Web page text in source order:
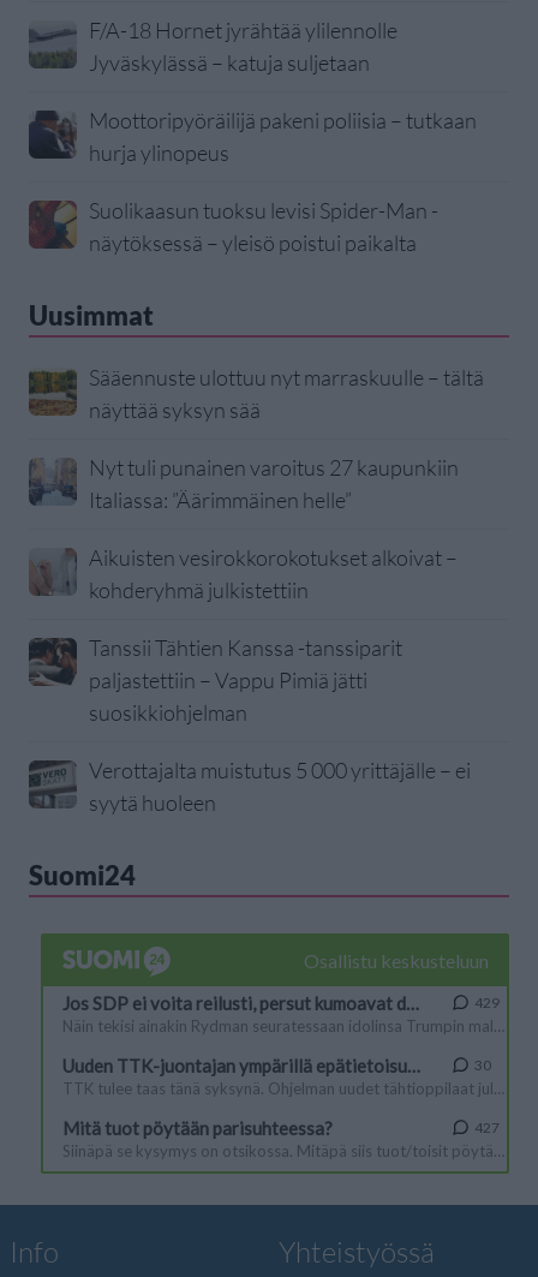
F/A-18 Hornet jyrähtää ylilennolle
Jyväskylässä – katuja suljetaan
Moottoripyöräilijä pakeni poliisia – tutkaan
hurja ylinopeus
Suolikaasun tuoksu levisi Spider-Man -
näytöksessä – yleisö poistui paikalta
Uusimmat
Sääennuste ulottuu nyt marraskuulle – tältä
näyttää syksyn sää
Nyt tuli punainen varoitus 27 kaupunkiin
Italiassa: ”Äärimmäinen helle”
Aikuisten vesirokkorokotukset alkoivat –
kohderyhmä julkistettiin
Tanssii Tähtien Kanssa -tanssiparit
paljastettiin – Vappu Pimiä jätti
suosikkiohjelman
Verottajalta muistutus 5 000 yrittäjälle – ei
syytä huoleen
Suomi24
Info Yhteistyössä